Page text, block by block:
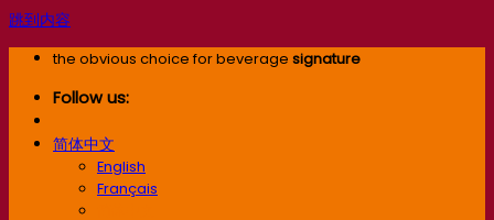
跳到内容
the obvious choice for beverage signature
Follow us:
简体中文
English
Français